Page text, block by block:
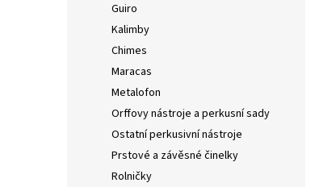
Guiro
Kalimby
Chimes
Maracas
Metalofon
Orffovy nástroje a perkusní sady
Ostatní perkusivní nástroje
Prstové a závěsné činelky
Rolničky